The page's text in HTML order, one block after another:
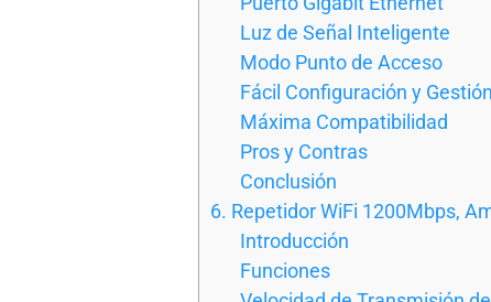
Luz de Señal Inteligente
Modo Punto de Acceso
Fácil Configuración y Gestión
Máxima Compatibilidad
Pros y Contras
Conclusión
6. Repetidor WiFi 1200Mbps,
Introducción
Funciones